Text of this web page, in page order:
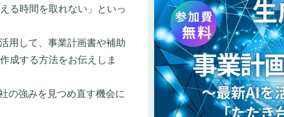
る時間を取れない」といっ
用して、事業計画書や補助
成する方法をお伝えしま
の強みを見つめ直す機会に